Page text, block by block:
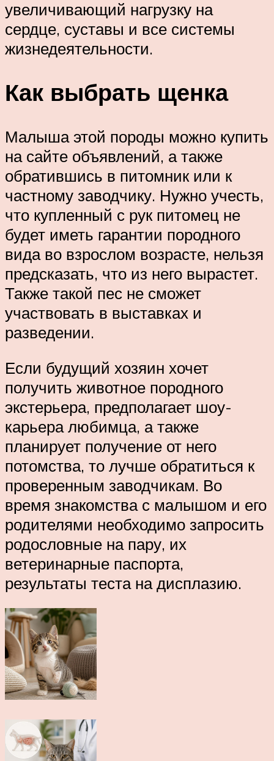
увеличивающий нагрузку на
сердце, суставы и все системы
жизнедеятельности.
Как выбрать щенка
Малыша этой породы можно купить
на сайте объявлений, а также
обратившись в питомник или к
частному заводчику. Нужно учесть,
что купленный с рук питомец не
будет иметь гарантии породного
вида во взрослом возрасте, нельзя
предсказать, что из него вырастет.
Также такой пес не сможет
участвовать в выставках и
разведении.
Если будущий хозяин хочет
получить животное породного
экстерьера, предполагает шоу-
карьера любимца, а также
планирует получение от него
потомства, то лучше обратиться к
проверенным заводчикам. Во
время знакомства с малышом и его
родителями необходимо запросить
родословные на пару, их
ветеринарные паспорта,
результаты теста на дисплазию.